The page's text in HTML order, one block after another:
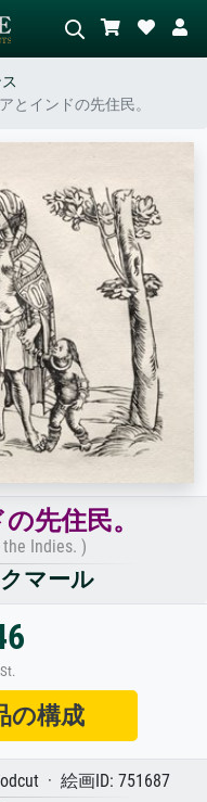
、木のそばの立ち姿のヌー
ド。
とインドの先住民。
先住民。
Indies. )
マール
の構成
· 絵画ID: 751687